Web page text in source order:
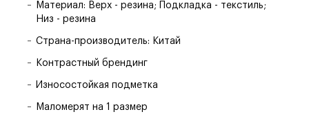
Материал: Верх - резина; Подкладка - текстиль;
Низ - резина
Страна-производитель: Китай
Контрастный брендинг
Износостойкая подметка
Маломерят на 1 размер